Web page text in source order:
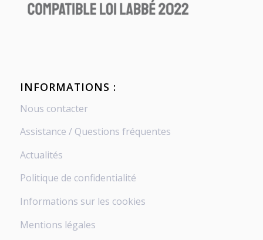
INFORMATIONS :
Nous contacter
Assistance / Questions fréquentes
Actualités
Politique de confidentialité
Informations sur les cookies
Mentions légales